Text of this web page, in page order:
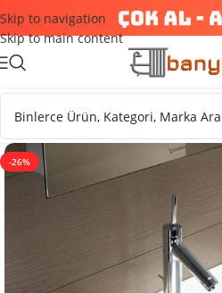
Skip to navigation
Skip to main content
-26%